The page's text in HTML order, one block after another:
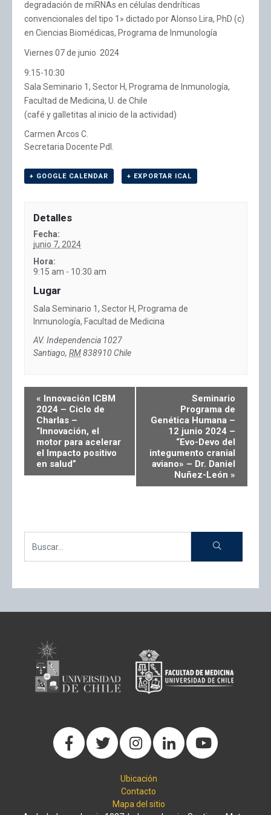
degradación de miRNAs en células dendríticas
convencionales del tipo 1» dictado por Alonso Lira, PhD (c)
en Ciencias Biomédicas, Programa de Inmunología
Viernes 07 de junio 2024
9:15-10:30
Sala Seminario 1, Sector H, Programa de Inmunología,
Facultad de Medicina, U. de Chile
(café y galletitas al inicio de la actividad)
Carmen Arcos C.
Secretaria Docente PdI.
+ GOOGLE CALENDAR + EXPORTAR ICAL
Detalles
Fecha:
junio 7, 2024
Hora:
9:15 am - 10:30 am
Lugar
Sala Seminario 1, Sector H, Programa de
Inmunología, Facultad de Medicina
AV. Independencia 1027
Santiago, RM838910 Chile
« Innovación ICBM
2024 – Ciclo de
Charlas –
“Innovación, el
motor para acelerar
el Impacto positivo
en salud”
Seminario
Programa de
Genética Humana –
12 junio 2024 –
“Evo-Devo del
integumento cranial
aviano» – Dr. Daniel
Nuñez-León »
Ubicación
Contacto
Mapa del sitio